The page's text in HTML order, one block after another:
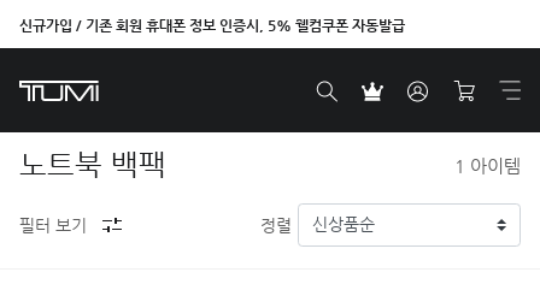
신규가입 / 기존 회원 휴대폰 정보 인증시, 5% 웰컴쿠폰 자동발급
노트북 백팩 1 아이템
필터 보기 정렬